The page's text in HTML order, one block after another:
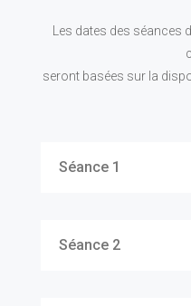
Les dates des
seront basées sur la
Séance 1
Séance 2